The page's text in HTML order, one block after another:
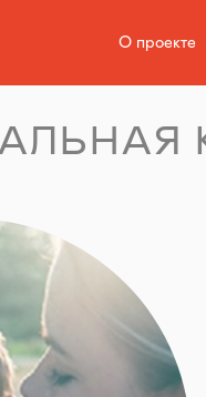
О проекте